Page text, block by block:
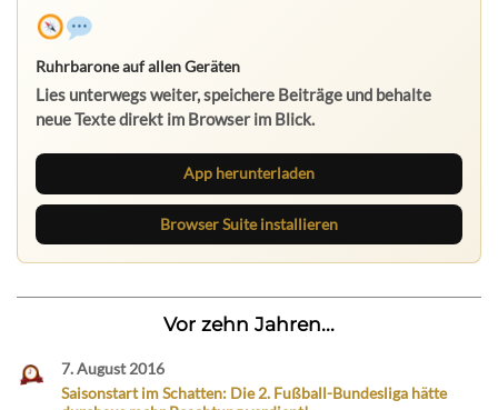
Ruhrbarone auf allen Geräten
Lies unterwegs weiter, speichere Beiträge und behalte
neue Texte direkt im Browser im Blick.
App herunterladen
Browser Suite installieren
Vor zehn Jahren...
7. August 2016
Saisonstart im Schatten: Die 2. Fußball-Bundesliga hätte